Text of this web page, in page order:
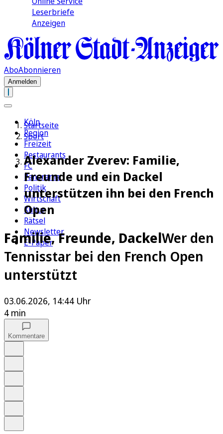
Leserbriefe
Anzeigen
AboAbonnieren
Anmelden
Köln
Region
Freizeit
Restaurants
FC
Panorama
Politik
Wirtschaft
Kultur
Rätsel
Newsletter
E-Paper
Startseite
Sport
Alexander Zverev: Familie,
Freunde und ein Dackel
unterstützen ihn bei den French
Open
Familie, Freunde, DackelWer den
Tennisstar bei den French Open
unterstützt
03.06.2026, 14:44 Uhr
4 min
Kommentare